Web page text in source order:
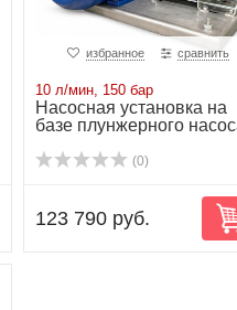
избранное сравнить
10 л/мин, 150 бар
Насосная установка на
базе плунжерного
(0)
123 790 руб.